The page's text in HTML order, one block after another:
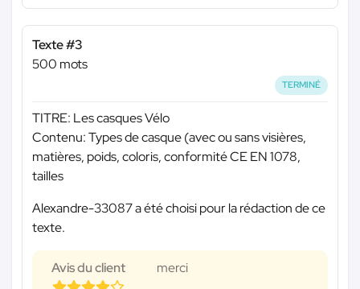
Texte #3
500 mots
TERMINÉ
TITRE: Les casques Vélo
Contenu: Types de casque (avec ou sans visières,
matières, poids, coloris, conformité CE EN 1078,
tailles
Alexandre-33087 a été choisi pour la rédaction de ce
texte.
Avis du client merci